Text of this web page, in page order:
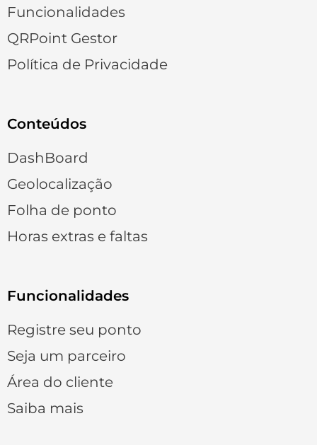
Funcionalidades
QRPoint Gestor
Política de Privacidade
Conteúdos
DashBoard
Geolocalização
Folha de ponto
Horas extras e faltas
Funcionalidades
Registre seu ponto
Seja um parceiro
Área do cliente
Saiba mais